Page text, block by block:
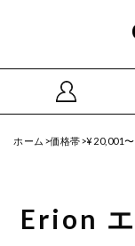
ホーム >価格帯>¥20,001
Erion